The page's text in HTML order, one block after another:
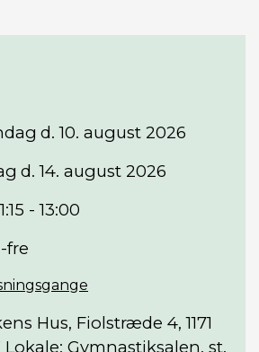
d. 10. august 2026
d. 14. august 2026
- 13:00
fre
Hus, Fiolstræde 4, 1171
Gymnastiksalen, st.